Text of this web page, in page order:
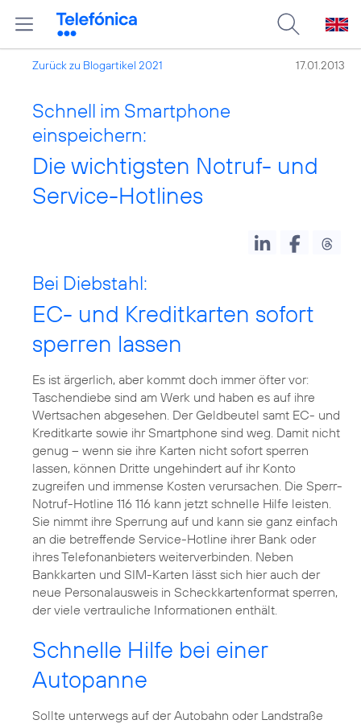
Zurück zu Blogartikel 2021 17.01.2013
Schnell im Smartphone
einspeichern:
Die wichtigsten Notruf- und
Service-Hotlines
Bei Diebstahl:
EC- und Kreditkarten sofort
sperren lassen
Es ist ärgerlich, aber kommt doch immer öfter vor:
Taschendiebe sind am Werk und haben es auf ihre
Wertsachen abgesehen. Der Geldbeutel samt EC- und
Kreditkarte sowie ihr Smartphone sind weg. Damit nicht
genug – wenn sie ihre Karten nicht sofort sperren
lassen, können Dritte ungehindert auf ihr Konto
zugreifen und immense Kosten verursachen. Die Sperr-
Notruf-Hotline 116 116 kann jetzt schnelle Hilfe leisten.
Sie nimmt ihre Sperrung auf und kann sie ganz einfach
an die betreffende Service-Hotline ihrer Bank oder
ihres Telefonanbieters weiterverbinden. Neben
Bankkarten und SIM-Karten lässt sich hier auch der
neue Personalausweis in Scheckkartenformat sperren,
der viele vertrauliche Informationen enthält.
Schnelle Hilfe bei einer
Autopanne
Sollte unterwegs auf der Autobahn oder Landstraße